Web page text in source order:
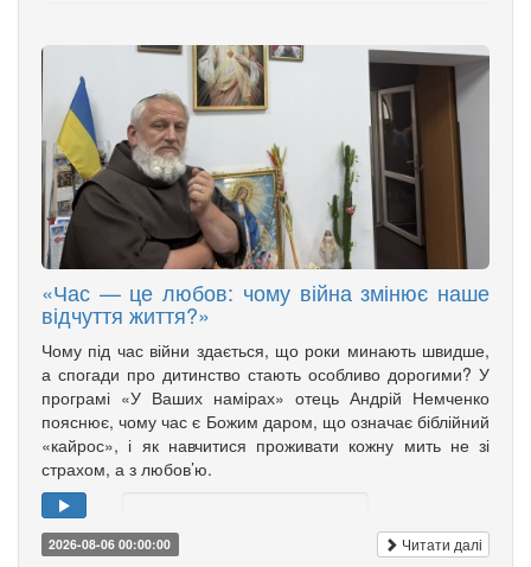
«Час — це любов: чому війна змінює наше
відчуття життя?»
Чому під час війни здається, що роки минають швидше,
а спогади про дитинство стають особливо дорогими? У
програмі «У Ваших намірах» отець Андрій Немченко
пояснює, чому час є Божим даром, що означає біблійний
«кайрос», і як навчитися проживати кожну мить не зі
страхом, а з любов’ю.
2026-08-06 00:00:00 Читати далі